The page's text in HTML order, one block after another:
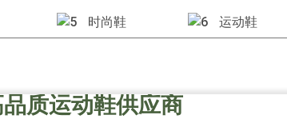
联系我们
时尚鞋 运动鞋
质运动鞋供应商